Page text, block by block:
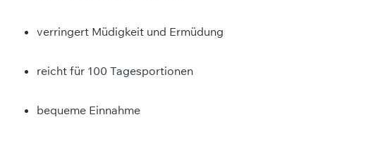
verringert Müdigkeit und Ermüdung
reicht für 100 Tagesportionen
bequeme Einnahme